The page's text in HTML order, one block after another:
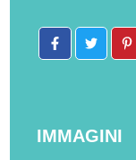
IMMAGINI